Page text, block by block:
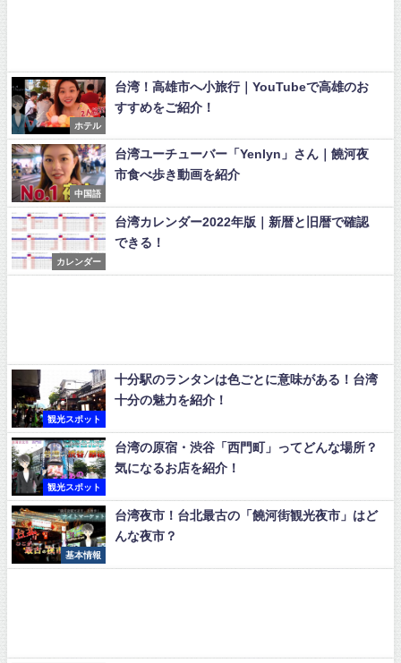
ホテル
台湾！高雄市へ小旅行｜YouTubeで高雄のお
すすめをご紹介！
中国語
台湾ユーチューバー「Yenlyn」さん｜饒河夜
市食べ歩き動画を紹介
カレンダー
台湾カレンダー2022年版｜新暦と旧暦で確認
できる！
観光スポット
十分駅のランタンは色ごとに意味がある！台湾
十分の魅力を紹介！
観光スポット
台湾の原宿・渋谷「西門町」ってどんな場所？
気になるお店を紹介！
基本情報
台湾夜市！台北最古の「饒河街観光夜市」はど
んな夜市？